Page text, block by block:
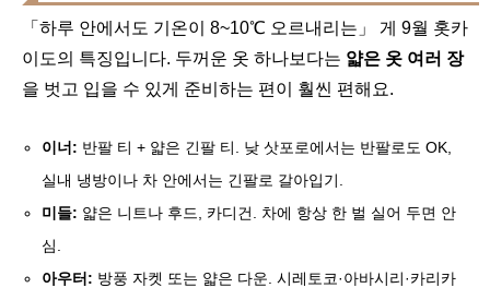
「하루 안에서도 기온이 8~10℃ 오르내리는」 게 9월 홋카
이도의 특징입니다. 두꺼운 옷 하나보다는 얇은 옷 여러 장
을 벗고 입을 수 있게 준비하는 편이 훨씬 편해요.
이너: 반팔 티 + 얇은 긴팔 티. 낮 삿포로에서는 반팔로도 OK,
실내 냉방이나 차 안에서는 긴팔로 갈아입기.
미들: 얇은 니트나 후드, 카디건. 차에 항상 한 벌 실어 두면 안
심.
아우터: 방풍 자켓 또는 얇은 다운. 시레토코·아바시리·카리카